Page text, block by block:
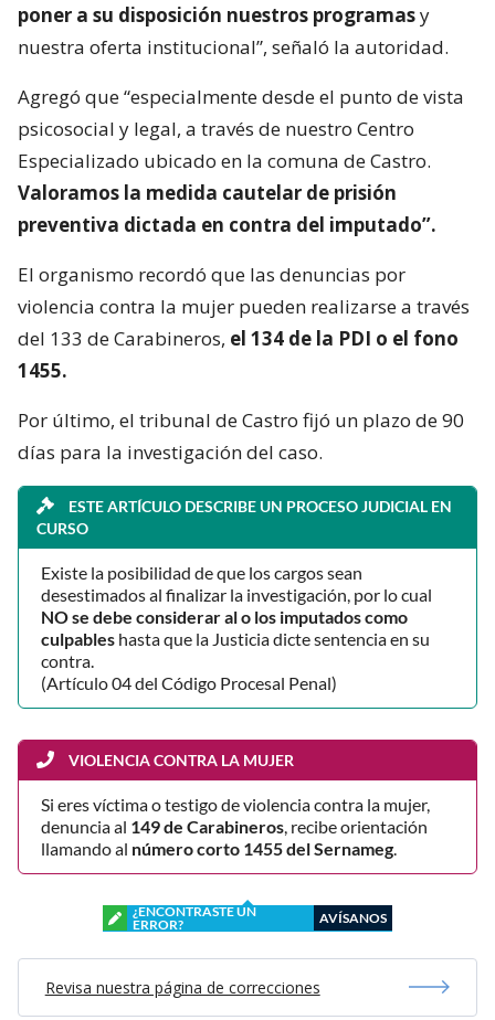
poner a su disposición nuestros programasy
nuestra oferta institucional”, señaló la autoridad.
Agregó que “especialmente desde el punto de vista
psicosocial y legal, a través de nuestro Centro
Especializado ubicado en la comuna de Castro.
Valoramos la medida cautelar de prisión
preventiva dictada en contra del imputado”.
El organismo recordó que las denuncias por
violencia contra la mujer pueden realizarse a través
del 133 de Carabineros, el 134 de la PDI o el fono
1455.
Por último, el tribunal de Castro fijó un plazo de 90
días para la investigación del caso.
ESTE ARTÍCULO DESCRIBE UN PROCESO JUDICIAL EN
CURSO
Existe la posibilidad de que los cargos sean
desestimados al finalizar la investigación, por lo cual
NO se debe considerar al o los imputados como
culpables hasta que la Justicia dicte sentencia en su
contra.
(Artículo 04 del Código Procesal Penal)
VIOLENCIA CONTRA LA MUJER
Si eres víctima o testigo de violencia contra la mujer,
denuncia al 149 de Carabineros , recibe orientación
llamando al número corto 1455 del Sernameg
¿ENCONTRASTE UN
ERROR?
AVÍSANOS
Revisa nuestra página de correcciones